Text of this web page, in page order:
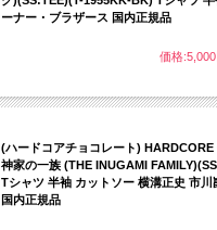
ーナー・ブラザース 国内正規品
価格
(ハードコアチョコレート)
神家の一族 (THE INUGAMI
Tシャツ 半袖 カットソー 横溝正史 市川
国内正規品